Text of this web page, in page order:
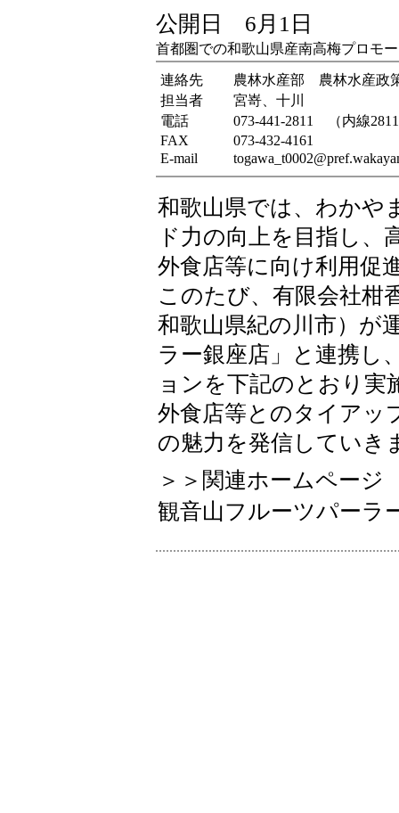
公開日 6月1日
首都圏での和歌山県産南高梅プロモ
連絡先
農林水産部 農林水産政
担当者
宮嵜、十川
電話
073-441-2811 （内線
FAX
073-432-4161
E-mail
和歌山県では、わかや
ド力の向上を目指し、
外食店等に向け利用促
このたび、有限会社
和歌山県紀の川市）が
ラー銀座店」と連携し
ョンを下記のとおり実
外食店等とのタイアッ
の魅力を発信していき
＞＞関連ホームページ
観音山フルーツパーラ